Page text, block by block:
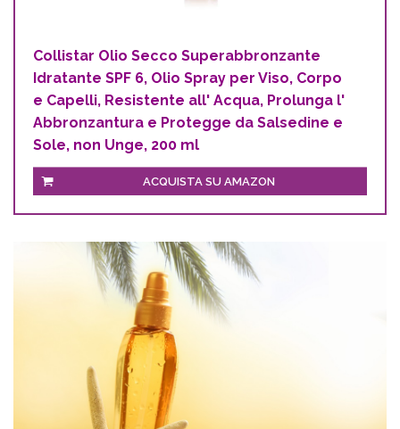
Collistar Olio Secco Superabbronzante
Idratante SPF 6, Olio Spray per Viso, Corpo
e Capelli, Resistente all' Acqua, Prolunga l'
Abbronzantura e Protegge da Salsedine e
Sole, non Unge, 200 ml
ACQUISTA SU AMAZON